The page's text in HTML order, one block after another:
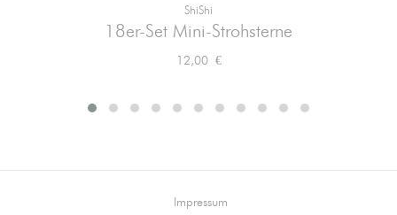
ShiShi
18er-Set Mini-Strohsterne
Preis
12,00 €
Impressum